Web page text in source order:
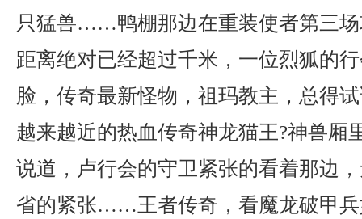
只猛兽……鸭棚那边在重装使者第三
距离绝对已经超过千米，一位烈狐的
脸，传奇最新怪物，祖玛教主，总得
越来越近的热血传奇神龙猫王?神兽厢
说道，卢行会的守卫紧张的看着那边
省的紧张……王者传奇，看魔龙破甲兵